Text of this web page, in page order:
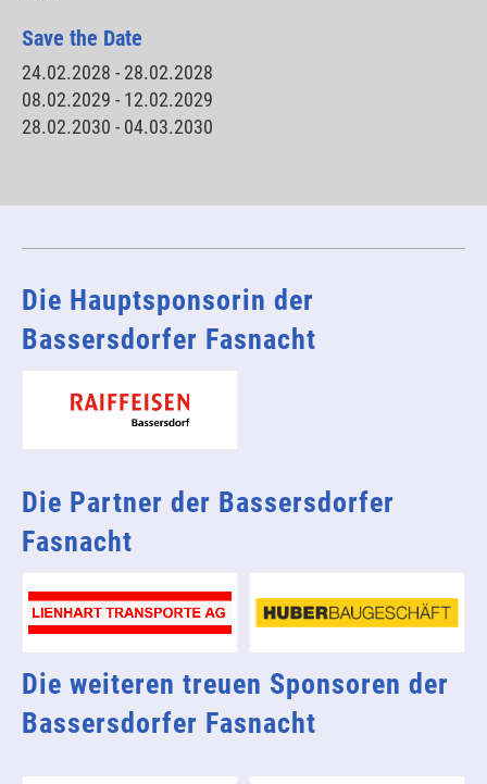
Save the Date
24.02.2028 - 28.02.2028
08.02.2029 - 12.02.2029
28.02.2030 - 04.03.2030
Die Hauptsponsorin der
Bassersdorfer Fasnacht
Die Partner der Bassersdorfer
Fasnacht
Die weiteren treuen Sponsoren der
Bassersdorfer Fasnacht